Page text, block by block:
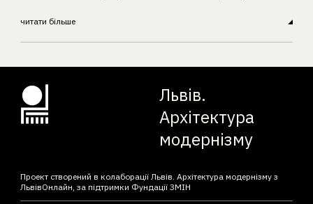
читати більше
Львів.
Архітектура
модернізму
Проект створений в колаборації Львів. Архітектура модернізму з
ЛьвівОнлайн, за підтримки Фундації ЗМІН